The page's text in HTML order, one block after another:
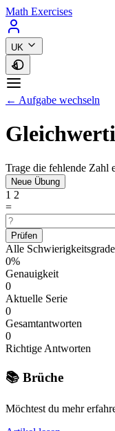
Math Exercises
UK
← Aufgabe wechseln
Trage die fehlende Zahl
Neue Übung
1 2
=
Prüfen
Alle Schwierigkeitsgrade
0%
Genauigkeit
0
Aktuelle Serie
0
Gesamtantworten
0
Richtige Antworten
📚 Brüche
Möchtest du mehr